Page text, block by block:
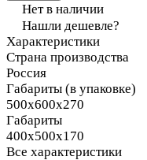
Нет в наличии
Нашли дешевле?
Характеристики
Страна производства
Россия
Габариты (в упаковке)
500х600х270
Габариты
400х500х170
Все характеристики